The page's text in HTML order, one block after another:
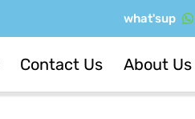
what'sup
About Us
Contact Us